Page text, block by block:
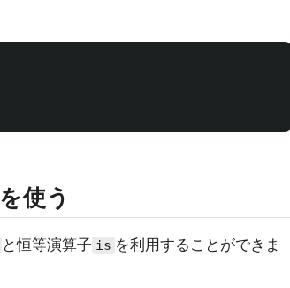
を使う
と恒等演算子 is を利用することができま